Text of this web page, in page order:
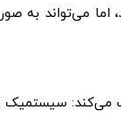
می‌کند: